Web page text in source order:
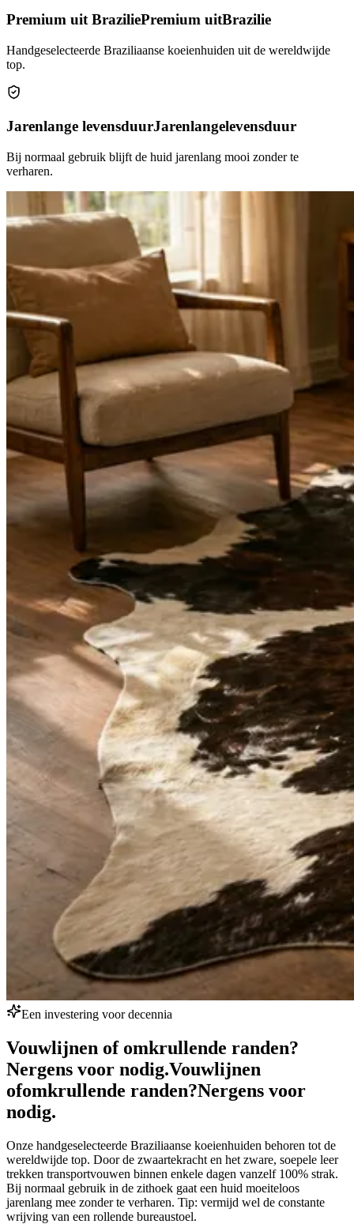
Premium uit BraziliePremium uitBrazilie
Handgeselecteerde Braziliaanse koeienhuiden uit de wereldwijde
top.
Jarenlange levensduurJarenlangelevensduur
Bij normaal gebruik blijft de huid jarenlang mooi zonder te
verharen.
Een investering voor decennia
Vouwlijnen of omkrullende randen?
Nergens voor nodig.Vouwlijnen
ofomkrullende randen?Nergens voor
nodig.
Onze handgeselecteerde Braziliaanse koeienhuiden behoren tot de
wereldwijde top. Door de zwaartekracht en het zware, soepele leer
trekken transportvouwen binnen enkele dagen vanzelf 100% strak.
Bij normaal gebruik in de zithoek gaat een huid moeiteloos
jarenlang mee zonder te verharen. Tip: vermijd wel de constante
wrijving van een rollende bureaustoel.